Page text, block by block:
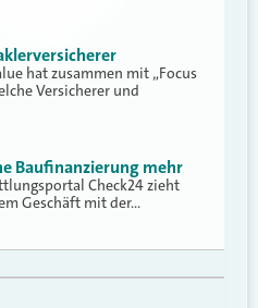
hat zusammen mit „Focus
Versicherer und
Baufinanzierung mehr
Check24 zieht
Geschäft mit der…